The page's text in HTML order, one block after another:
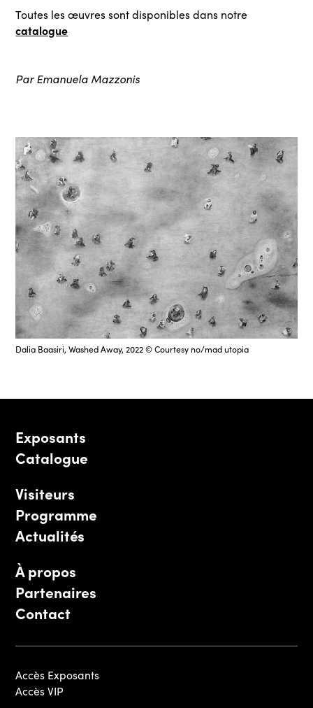
Toutes les œuvres sont disponibles dans notre
catalogue
Par Emanuela Mazzonis
Dalia Baasiri, Washed Away, 2022 © Courtesy no/mad utopia
Exposants
Catalogue
Visiteurs
Programme
Actualités
À propos
Partenaires
Contact
Accès Exposants
Accès VIP